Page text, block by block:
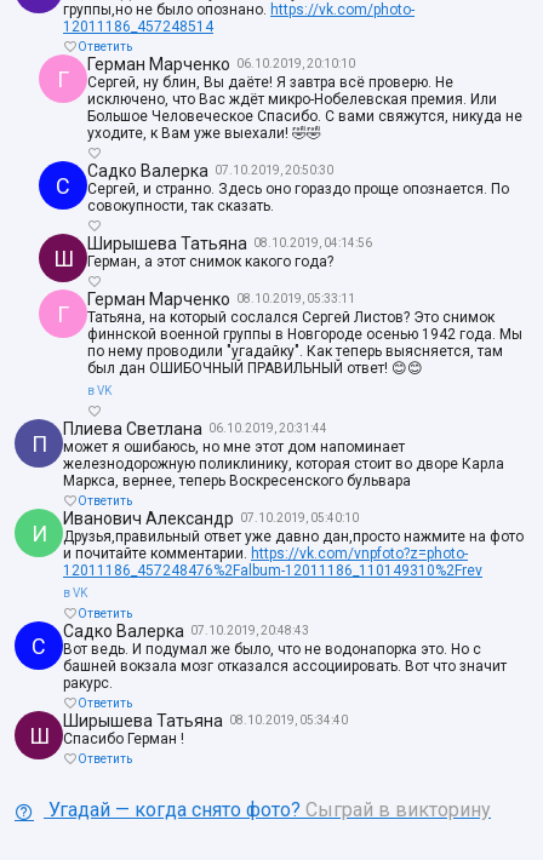
группы,но не было опознано. https://vk.com/photo-
12011186_457248514
Ответить
Г
Герман Марченко 06.10.2019, 20:10:10
Сергей, ну блин, Вы даёте! Я завтра всё проверю. Не
исключено, что Вас ждёт микро-Нобелевская премия. Или
Большое Человеческое Спасибо. С вами свяжутся, никуда не
уходите, к Вам уже выехали! 🤣🤣
С
Садко Валерка 07.10.2019, 20:50:30
Сергей, и странно. Здесь оно гораздо проще опознается. По
совокупности, так сказать.
Ш
Ширышева Татьяна 08.10.2019, 04:14:56
Герман, а этот снимок какого года?
Г
Герман Марченко 08.10.2019, 05:33:11
Татьяна, на который сослался Сергей Листов? Это снимок
финнской военной группы в Новгороде осенью 1942 года. Мы
по нему проводили "угадайку". Как теперь выясняется, там
был дан ОШИБОЧНЫЙ ПРАВИЛЬНЫЙ ответ! 😊😊
в VK
П
Плиева Светлана 06.10.2019, 20:31:44
может я ошибаюсь, но мне этот дом напоминает
железнодорожную поликлинику, которая стоит во дворе Карла
Маркса, вернее, теперь Воскресенского бульвара
Ответить
И
Иванович Александр 07.10.2019, 05:40:10
Друзья,правильный ответ уже давно дан,просто нажмите на фото
и почитайте комментарии. https://vk.com/vnpfoto?z=photo-
12011186_457248476%2Falbum-12011186_110149310%2Frev
в VK
Ответить
С
Садко Валерка 07.10.2019, 20:48:43
Вот ведь. И подумал же было, что не водонапорка это. Но с
башней вокзала мозг отказался ассоциировать. Вот что значит
ракурс.
Ответить
Ш
Ширышева Татьяна 08.10.2019, 05:34:40
Спасибо Герман !
Ответить
Угадай — когда снято фото? Сыграй в викторину